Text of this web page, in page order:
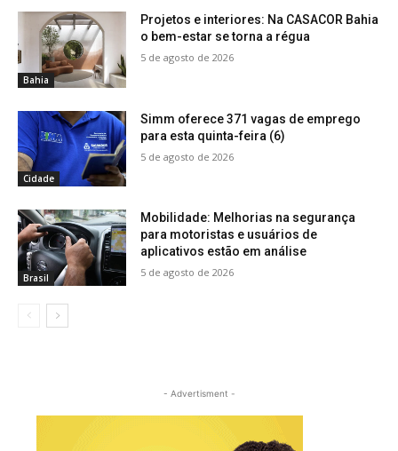
Bahia
Projetos e interiores: Na CASACOR Bahia
o bem-estar se torna a régua
5 de agosto de 2026
Cidade
Simm oferece 371 vagas de emprego
para esta quinta-feira (6)
5 de agosto de 2026
Brasil
Mobilidade: Melhorias na segurança
para motoristas e usuários de
aplicativos estão em análise
5 de agosto de 2026
- Advertisment -